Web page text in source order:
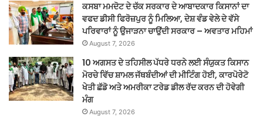
ਕਸਬਾ ਮਮਦੋਟ ਦੇ ਚੱਕ ਸਰਕਾਰ ਦੇ ਆਬਾਦਕਾਰ ਕਿਸਾਨਾਂ ਦਾ
ਵਫਦ ਡੀਸੀ ਫਿਰੋਜ਼ਪੁਰ ਨੂੰ ਮਿਲਿਆ, ਦੇਸ਼ ਵੰਡ ਵੇਲੇ ਦੇ ਵੱਸੇ
ਪਰਿਵਾਰਾਂ ਨੂੰ ਉਜਾੜਨਾ ਚਾਉਂਦੀ ਸਰਕਾਰ – ਅਵਤਾਰ ਮਹਿਮਾਂ
August 7, 2026
10 ਅਗਸਤ ਦੇ ਤਹਿਸੀਲ ਪੱਧਰੇ ਧਰਨੇ ਲਈ ਸੰਯੁਕਤ ਕਿਸਾਨ
ਮੋਰਚੇ ਵਿੱਚ ਸ਼ਾਮਲ ਜੱਥਬੰਦੀਆਂ ਦੀ ਮੀਟਿੰਗ ਹੋਈ, ਕਾਰਪੋਰੇਟੋ
ਖੇਤੀ ਛੱਡੋ ਅਤੇ ਅਮਰੀਕਾ ਟਰੇਡ ਡੀਲ ਰੱਦ ਕਰਨ ਦੀ ਹੋਵੇਗੀ
ਮੰਗ
August 7, 2026